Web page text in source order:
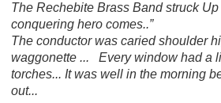
The Rechebite Brass Band struck Up
conquering hero comes..”
The conductor was caried shoulder
waggonette ... Every window had a
torches... It was well in the morning
out...